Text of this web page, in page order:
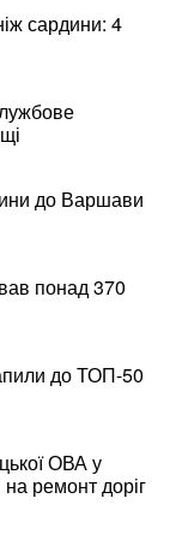
сардини: 4
до Варшави
понад 370
до ТОП-50
ОВА у
на ремонт доріг